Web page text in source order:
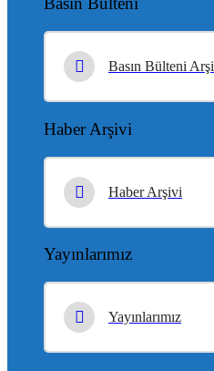
Basın Bülteni
Haber Arşivi
Haber Arşivi
Yayınlarımız
Yayınlarımız